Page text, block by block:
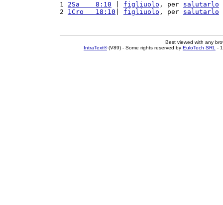
1 2Sa    8:10 figliuolo , per salutarlo
2 1Cro   18:10 figliuolo , per salutarlo
Best viewed with any
IntraText®(V89) - Some rights reserved by EuloTech SRL -